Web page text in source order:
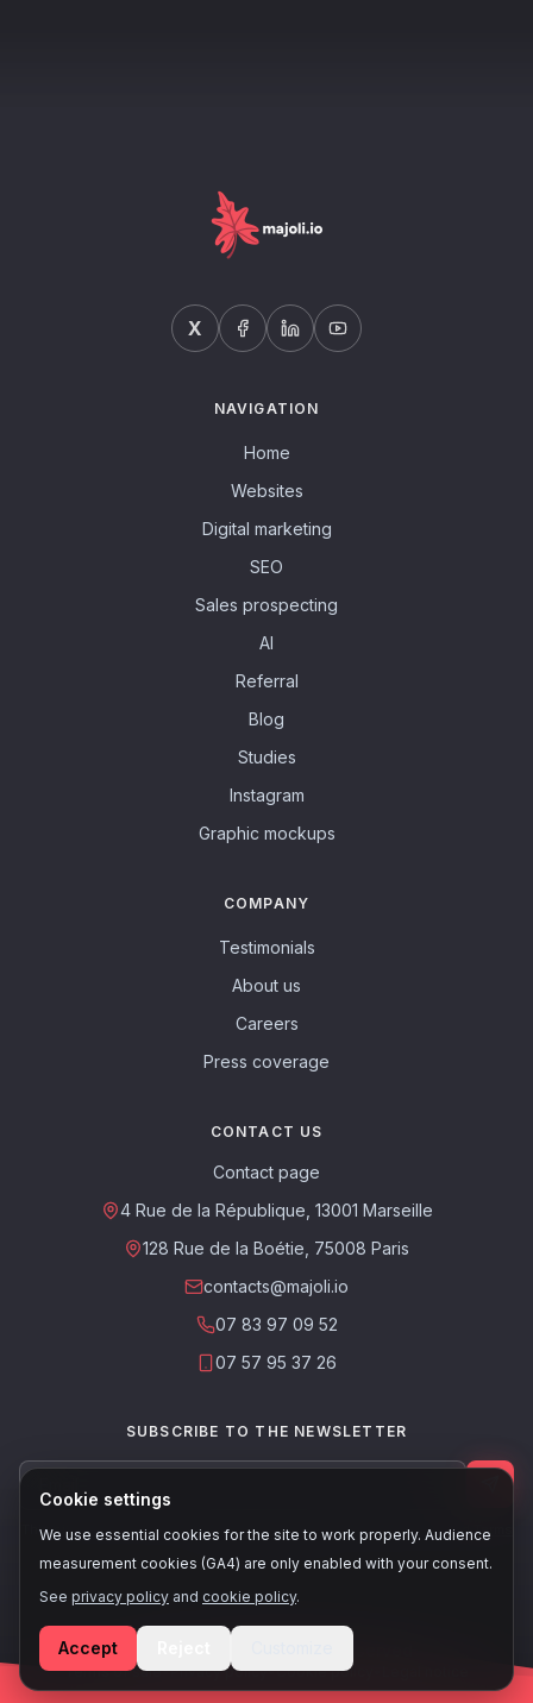
Cookie settings
We use essential cookies for the site to work properly. Audience
measurement cookies (GA4) are only enabled with your consent.
See privacy policy and cookie policy.
Accept
X
NAVIGATION
Home
Websites
Digital marketing
SEO
Sales prospecting
AI
Referral
Blog
Studies
Instagram
Graphic mockups
COMPANY
Testimonials
About us
Careers
Press coverage
CONTACT US
Contact page
4 Rue de la République, 13001 Marseille
128 Rue de la Boétie, 75008 Paris
contacts@majoli.io
07 83 97 09 52
07 57 95 37 26
SUBSCRIBE TO THE NEWSLETTER
This site is protected by reCAPTCHA. The Google Privacy Policy and Terms
Terms of sale•Privacy policy•Cookie policy